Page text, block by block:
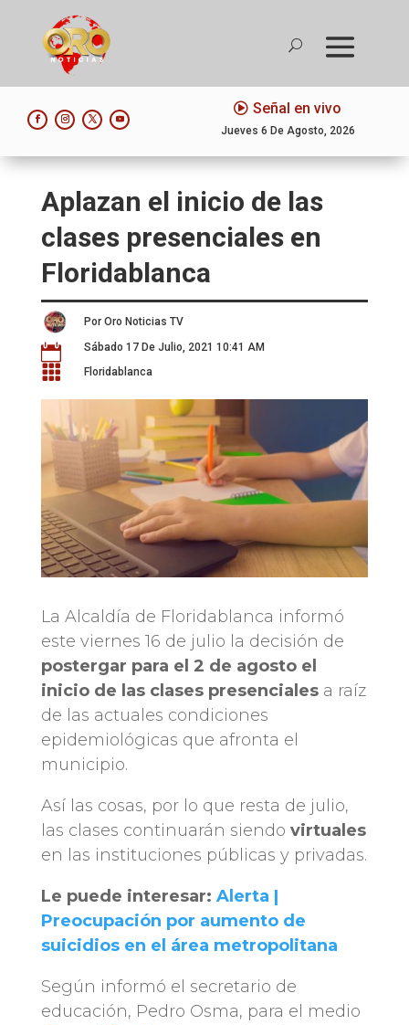
Señal en vivo
Jueves 6 De Agosto, 2026
Aplazan el inicio de las
clases presenciales en
Floridablanca
Por Oro Noticias TV
 Sábado 17 De Julio, 2021 10:41 AM
 Floridablanca
La Alcaldía de Floridablanca informó
este viernes 16 de julio la decisión de
postergar para el 2 de agosto el
inicio de las clases presencialesa raíz
de las actuales condiciones
epidemiológicas que afronta el
municipio.
Así las cosas, por lo que resta de julio,
las clases continuarán siendo virtuales
en las instituciones públicas y privadas.
Le puede interesar: Alerta |
Preocupación por aumento de
suicidios en el área metropolitana
Según informó el secretario de
educación, Pedro Osma, para el medio